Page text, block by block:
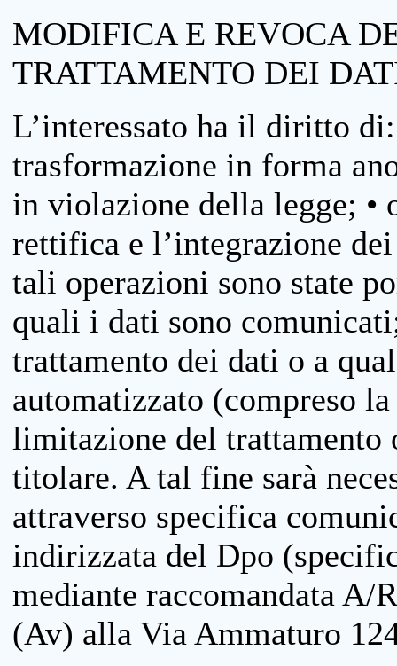
MODIFICA E REVOCA
TRATTAMENTO DEI
L’interessato ha il diritto
trasformazione in forma
in violazione della legge; •
rettifica e l’integrazione
tali operazioni sono state
quali i dati sono
trattamento dei dati o a
automatizzato (compreso
limitazione del trattamento
titolare. A tal fine sarà
attraverso specifica
indirizzata del Dpo
mediante raccomandata
(Av) alla Via Ammaturo